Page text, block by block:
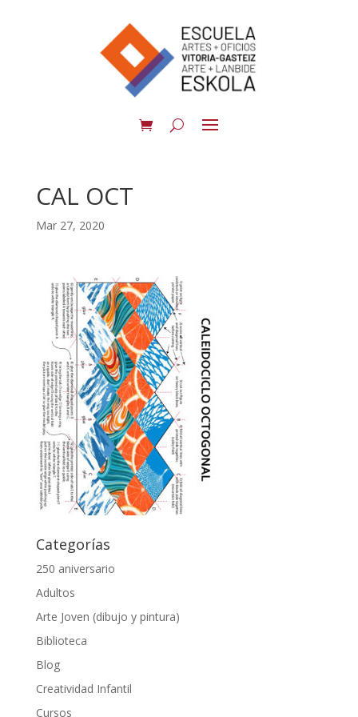
CAL OCT
Mar 27, 2020
Categorías
250 aniversario
Adultos
Arte Joven (dibujo y pintura)
Biblioteca
Blog
Creatividad Infantil
Cursos